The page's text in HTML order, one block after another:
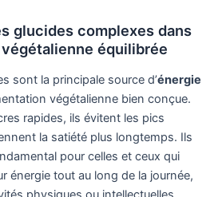
glucides complexes dans
équilibrée
sont la principale source d’énergie
végétalienne bien conçue.
rapides, ils évitent les pics
la satiété plus longtemps. Ils
pour celles et ceux qui
énergie tout au long de la journée,